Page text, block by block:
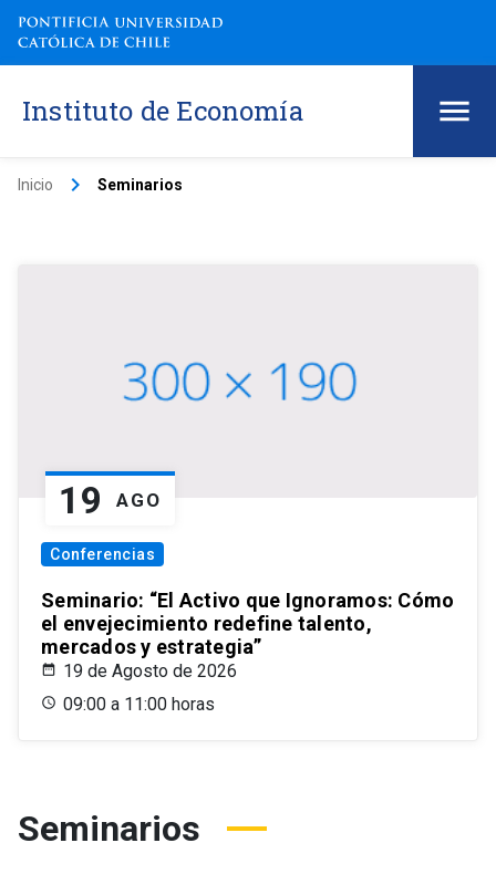
Instituto de Economía
Inicio keyboard_arrow_right Seminarios
19 AGO
Conferencias
Seminario: “El Activo que Ignoramos: Cómo
el envejecimiento redefine talento,
mercados y estrategia”
19 de Agosto de 2026
09:00 a 11:00 horas
Seminarios